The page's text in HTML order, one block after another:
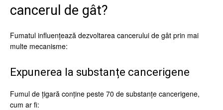
cancerul de gât?
Fumatul influențează dezvoltarea cancerului de gât prin mai
multe mecanisme:
Expunerea la substanțe cancerigene
Fumul de țigară conține peste 70 de substanțe cancerigene,
cum ar fi: